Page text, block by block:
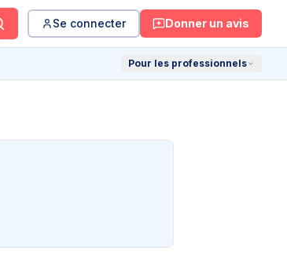
Se connecter Donner un avis
Pour les professionnels